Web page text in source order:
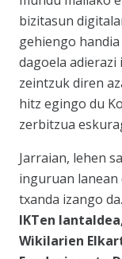
bizitasun
gehiengo
dagoela
zeintzuk diren
hitz egingo du
zerbitzua
Jarraian, lehen
inguruan
txanda izango da.
IKTen
Wikilarien